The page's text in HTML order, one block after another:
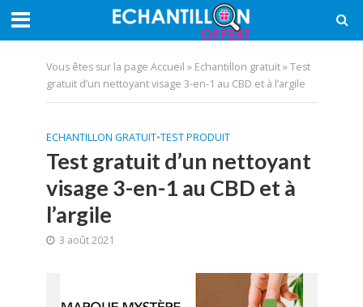
Vous êtes sur la page Accueil » Echantillon gratuit»Test
gratuit d’un nettoyant visage 3-en-1 au CBD et à l’argile
ECHANTILLON GRATUIT•TEST PRODUIT
Test gratuit d’un nettoyant
visage 3-en-1 au CBD et à
l’argile
3 août 2021